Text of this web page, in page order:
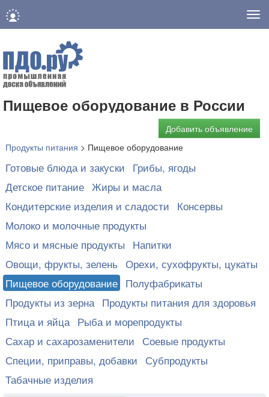
Пищевое оборудование в России
Добавить объявление
Продукты питания > Пищевое оборудование
Готовые блюда и закуски Грибы, ягоды
Детское питание Жиры и масла
Кондитерские изделия и сладости Консервы
Молоко и молочные продукты
Мясо и мясные продукты Напитки
Овощи, фрукты, зелень Орехи, сухофрукты, цукаты
Пищевое оборудование Полуфабрикаты
Продукты из зерна Продукты питания для здоровья
Птица и яйца Рыба и морепродукты
Сахар и сахарозаменители Соевые продукты
Специи, приправы, добавки Субпродукты
Табачные изделия